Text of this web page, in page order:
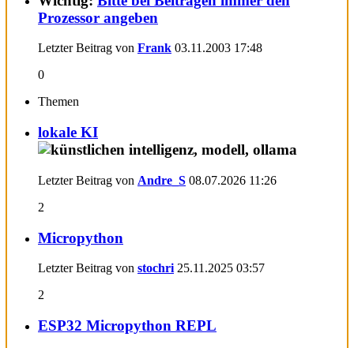
Prozessor angeben
Letzter Beitrag von Frank 03.11.2003 17:48
0
Themen
lokale KI
Letzter Beitrag von Andre_S 08.07.2026 11:26
2
Micropython
Letzter Beitrag von stochri 25.11.2025 03:57
2
ESP32 Micropython REPL